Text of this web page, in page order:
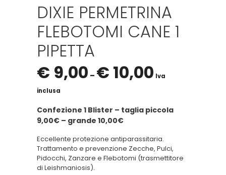
DIXIE PERMETRINA
FLEBOTOMI CANE 1
PIPETTA
€ 9,00 – € 10,00 Iva
inclusa
Confezione 1 Blister – taglia piccola
9,00€ – grande 10,00€
Eccellente protezione antiparassitaria.
Trattamento e prevenzione Zecche, Pulci,
Pidocchi, Zanzare e Flebotomi (trasmettitore
di Leishmaniosis).